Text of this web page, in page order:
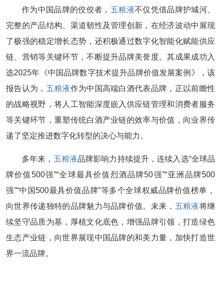
作为中国品牌的佼佼者， 五粮液不仅凭借品牌护城河、
完整的产品结构、渠道韧性及管理创新，在经济波动中展现
了极强的稳定增长态势，还积极通过数字化智能化赋能供应
链、营销等关键环节，不断提升品牌美誉度。其成果成功入
选2025年《中国品牌数字技术提升品牌价值发展案例》，该
报告认为， 五粮液作为中国高端白酒代表品牌，正以前瞻性
的战略视野，将人工智能深度嵌入供应链管理和消费者服务
等关键环节，重塑传统白酒产业链的效率与价值，向业界传
递了坚定推进数字化转型的决心与能力。
多年来， 五粮液品牌影响力持续提升，连续入选“全球品
牌价值500强”“全球最具价值烈酒品牌50强”“亚洲品牌500
强”“中国500最具价值品牌”等多个全球权威品牌价值榜单，
向世界传递独特的品牌魅力与品牌价值。未来， 五粮液将继
续坚守品质为基，厚植文化底色，增强品牌引领，打造绿色
生态产业链，向世界展现中国品牌的和美力量，加快打造世
界一流品牌。